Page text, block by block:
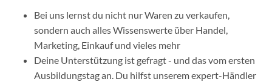
Bei uns lernst du nicht nur Waren zu verkaufen,
sondern auch alles Wissenswerte über Handel,
Marketing, Einkauf und vieles mehr
Deine Unterstützung ist gefragt - und das vom ersten
Ausbildungstag an. Du hilfst unserem expert-Händler